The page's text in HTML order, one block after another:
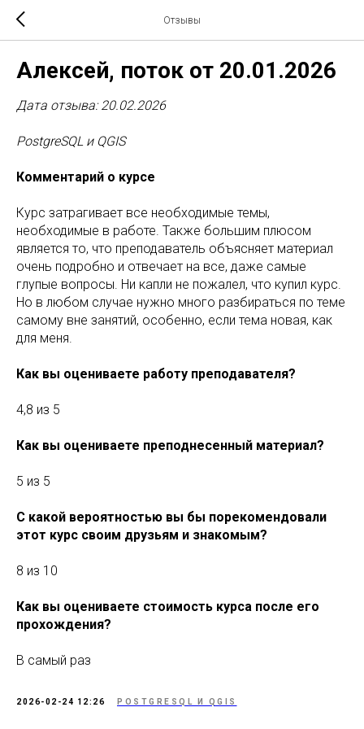
Отзывы
Алексей, поток от 20.01.2026
Дата отзыва: 20.02.2026
PostgreSQL и QGIS
Комментарий о курсе
Курс затрагивает все необходимые темы,
необходимые в работе. Также большим плюсом
является то, что преподаватель объясняет материал
очень подробно и отвечает на все, даже самые
глупые вопросы. Ни капли не пожалел, что купил курс.
Но в любом случае нужно много разбираться по теме
самому вне занятий, особенно, если тема новая, как
для меня.
Как вы оцениваете работу преподавателя?
4,8 из 5
Как вы оцениваете преподнесенный материал?
5 из 5
С какой вероятностью вы бы порекомендовали
этот курс своим друзьям и знакомым?
8 из 10
Как вы оцениваете стоимость курса после его
прохождения?
В самый раз
2026-02-24 12:26 POSTGRESQL И QGIS